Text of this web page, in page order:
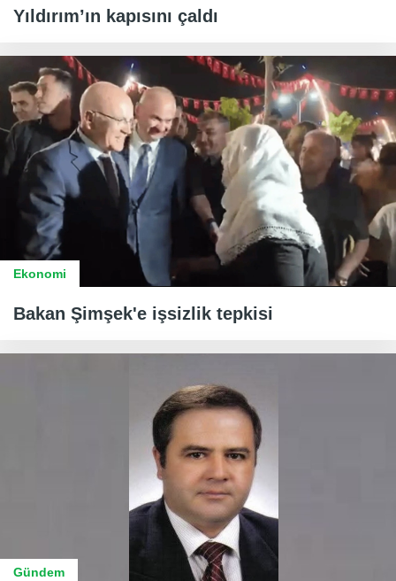
Yıldırım’ın kapısını çaldı
Ekonomi
Bakan Şimşek'e işsizlik tepkisi
Gündem